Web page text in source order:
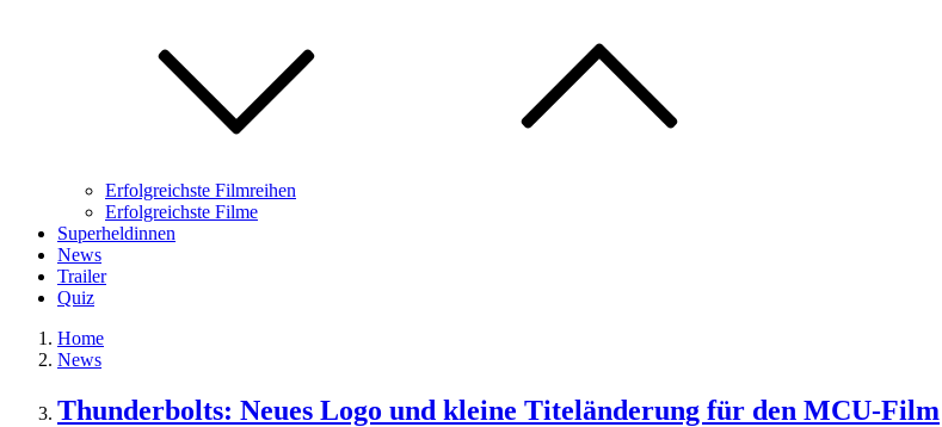
Erfolgreichste Filmreihen
Erfolgreichste Filme
Superheldinnen
News
Trailer
Quiz
Home
News
Thunderbolts: Neues Logo und kleine Titeländerung für den MCU-Film